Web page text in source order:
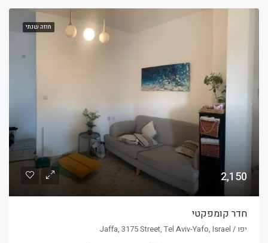
חוזה שנתי
2,150
חדר קומפקטי
יפו / Jaffa, 3175 Street, Tel Aviv-Yafo, Israel